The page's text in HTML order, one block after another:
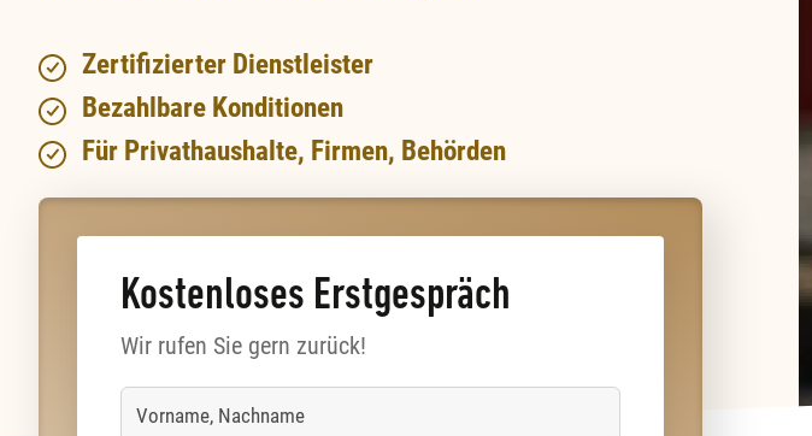
Zertifizierter Dienstleister
Bezahlbare Konditionen
Für Privathaushalte, Firmen, Behörden
Kostenloses Erstgespräch
Wir rufen Sie gern zurück!